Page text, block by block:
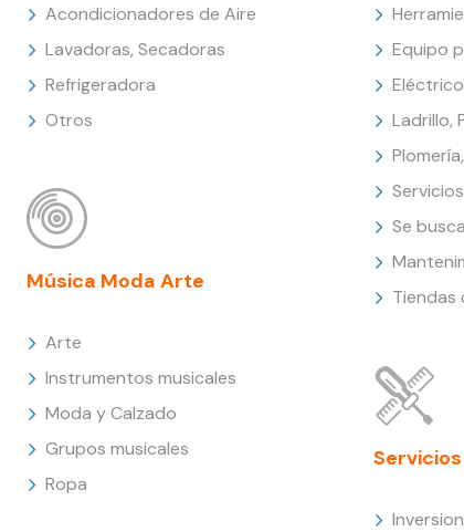
Acondicionadores de Aire
Lavadoras, Secadoras
Refrigeradora
Otros
Música Moda Arte
Arte
Instrumentos musicales
Moda y Calzado
Grupos musicales
Ropa
Equipo
Eléctrico
Ladrillo,
Servicios
Se busca
Tiendas